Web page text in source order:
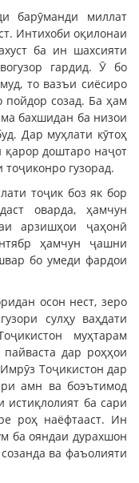
барӯманди миллат
Интихоби оқилонаи
ба ин шахсияти
гардид. Ӯ бо
то вазъи сиёсиро
пойдор созад. Ба ҳам
бахшидан ба низои
Дар муҳлати кӯтоҳ
қарор доштаро наҷот
гузорад.
тоҷик боз як бор
оварда, ҳамчун
арзишҳои ҷаҳонӣ
ҳамчун ҷашни
бо умеди фардои
осон нест, зеро
сулҳу ваҳдати
муҳтарам
дар роҳҳои
Тоҷикистон дар
амн ва боэътимод
ба сари
роҳ наёфтааст. Ин
ба ояндаи дурахшон
ва фаъолияти